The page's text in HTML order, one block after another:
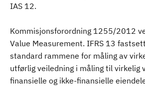
IAS 12.
Kommisjonsforordning 1255/2012
Value Measurement. IFRS 13
standard rammene for måling av
utførlig veiledning i måling til virkelig
finansielle og ikke-finansielle